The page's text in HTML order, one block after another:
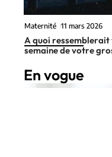
Maternité 11 mars 2026
A quoi ressemblerait
semaine de votre
En vogue